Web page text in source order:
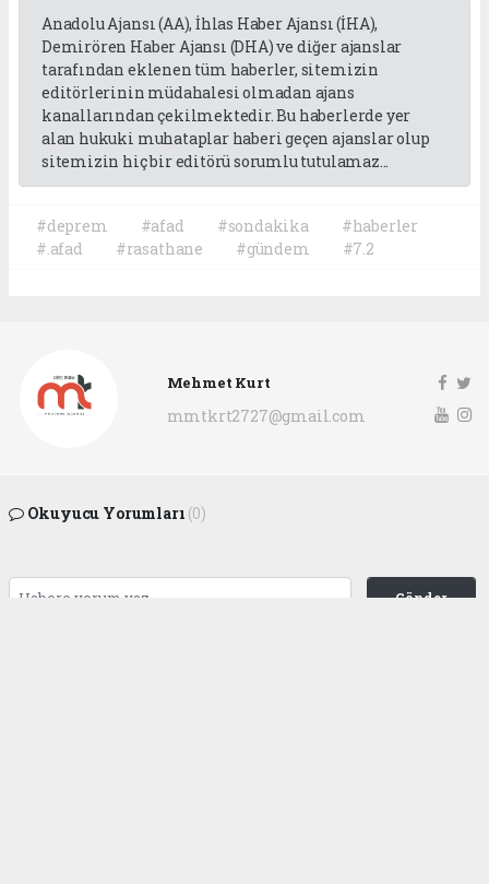
Anadolu Ajansı (AA), İhlas Haber Ajansı (İHA),
Demirören Haber Ajansı (DHA) ve diğer ajanslar
tarafından eklenen tüm haberler, sitemizin
editörlerinin müdahalesi olmadan ajans
kanallarından çekilmektedir. Bu haberlerde yer
alan hukuki muhataplar haberi geçen ajanslar olup
sitemizin hiç bir editörü sorumlu tutulamaz...
#deprem #afad #sondakika
#haberler
#.afad
#rasathane #gündem #7.2
Mehmet Kurt
mmtkrt2727@gmail.com
Okuyucu Yorumları (0)
Gönder